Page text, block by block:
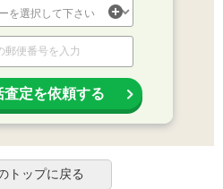
査定を依頼する
トップに戻る